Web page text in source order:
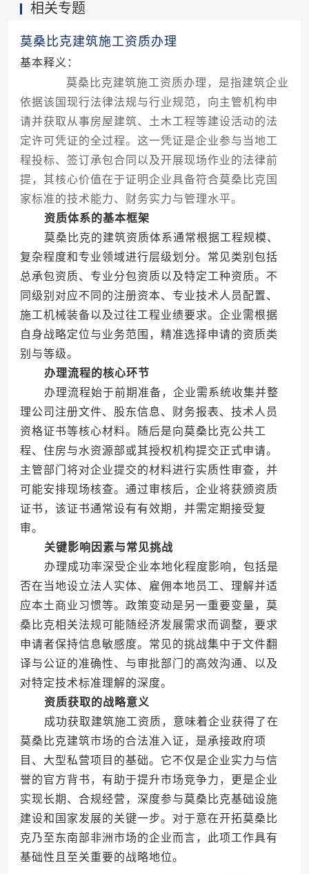
相关专题
莫桑比克建筑施工资质办理
基本释义：
莫桑比克建筑施工资质办理，是指建筑企业
依据该国现行法律法规与行业规范，向主管机构申
请并获取从事房屋建筑、土木工程等建设活动的法
定许可凭证的全过程。这一凭证是企业参与当地工
程投标、签订承包合同以及开展现场作业的法律前
提，其核心价值在于证明企业具备符合莫桑比克国
家标准的技术能力、财务实力与管理水平。
资质体系的基本框架
莫桑比克的建筑资质体系通常根据工程规模、
复杂程度和专业领域进行层级划分。常见类别包括
总承包资质、专业分包资质以及特定工种资质。不
同级别对应不同的注册资本、专业技术人员配置、
施工机械装备以及过往工程业绩要求。企业需根据
自身战略定位与业务范围，精准选择申请的资质类
别与等级。
办理流程的核心环节
办理流程始于前期准备，企业需系统收集并整
理公司注册文件、股东信息、财务报表、技术人员
资格证书等核心材料。随后是向莫桑比克公共工
程、住房与水资源部或其授权机构提交正式申请。
主管部门将对企业提交的材料进行实质性审查，并
可能安排现场核查。通过审核后，企业将获颁资质
证书，该证书通常设有有效期，并需定期接受复
审。
关键影响因素与常见挑战
办理成功率深受企业本地化程度影响，包括是
否在当地设立法人实体、雇佣本地员工、理解并适
应本土商业习惯等。政策变动是另一重要变量，莫
桑比克相关法规可能随经济发展需求而调整，要求
申请者保持信息敏感度。常见的挑战集中于文件翻
译与公证的准确性、与审批部门的高效沟通、以及
对特定技术标准理解的深度。
资质获取的战略意义
成功获取建筑施工资质，意味着企业获得了在
莫桑比克建筑市场的合法准入证，是承接政府项
目、大型私营项目的基础。它不仅是企业实力与信
誉的官方背书，有助于提升市场竞争力，更是企业
实现长期、合规经营，深度参与莫桑比克基础设施
建设和国家发展的关键一步。对于意在开拓莫桑比
克乃至东南部非洲市场的企业而言，此项工作具有
基础性且至关重要的战略地位。